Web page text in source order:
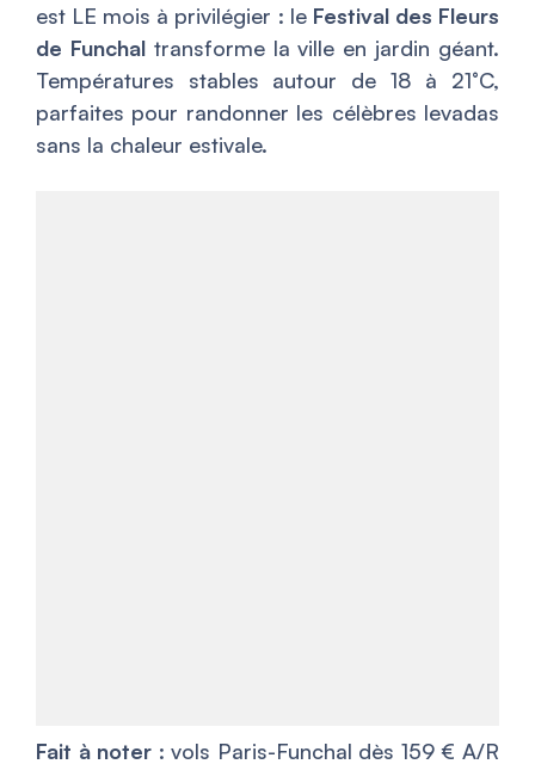
est LE mois à privilégier : le Festival des Fleurs
de Funchaltransforme la ville en jardin géant.
Températures stables autour de 18 à 21°C,
parfaites pour randonner les célèbres levadas
sans la chaleur estivale.
Fait à noter : vols Paris-Funchal dès 159 € A/R